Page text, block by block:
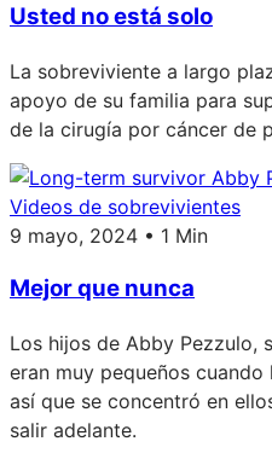
Usted no está solo
La sobreviviente a largo
apoyo de su familia para
de la cirugía por cáncer de
Videos de sobrevivientes
9 mayo, 2024 • 1 Min
Mejor que nunca
Los hijos de Abby Pezzulo,
eran muy pequeños cuando
así que se concentró en
salir adelante.